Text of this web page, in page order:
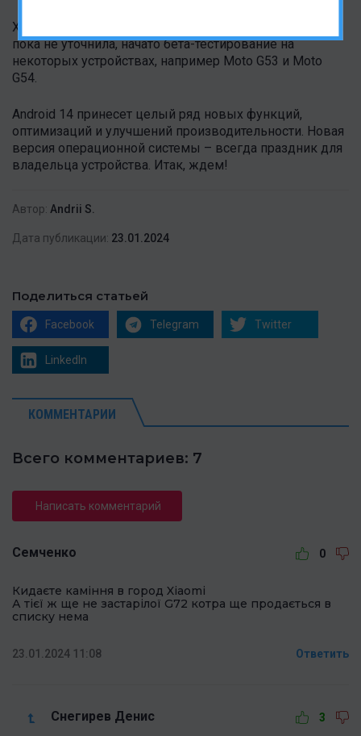
Хотя конкретные сроки выхода обновлений компания
пока не уточнила, начато бета-тестирование на
некоторых устройствах, например Moto G53 и Moto
G54.
Android 14 принесет целый ряд новых функций,
оптимизаций и улучшений производительности. Новая
версия операционной системы – всегда праздник для
владельца устройства. Итак, ждем!
Автор: Andrii S.
Дата публикации: 23.01.2024
Поделиться статьей
Facebook Telegram Twitter
LinkedIn
КОММЕНТАРИИ
Всего комментариев: 7
Написать комментарий
Семченко 0
Кидаєте каміння в город Xiaomi
А тієї ж ще не застарілої G72 котра ще продається в
списку нема
23.01.2024 11:08 Ответить
Снегирев Денис 3